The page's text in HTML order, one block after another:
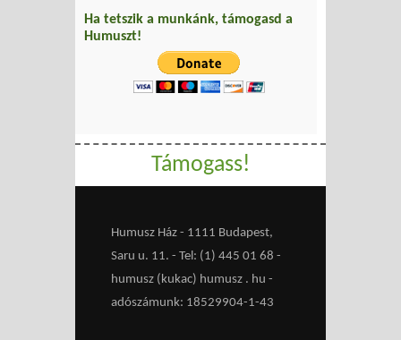
Ha tetszik a munkánk, támogasd a
Humuszt!
Támogass!
Humusz Ház - 1111 Budapest,
Saru u. 11. - Tel: (1) 445 01 68 -
humusz (kukac) humusz . hu -
adószámunk: 18529904-1-43